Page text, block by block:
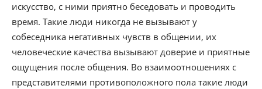
искусство, с ними приятно беседовать и проводить
время. Такие люди никогда не вызывают у
собеседника негативных чувств в общении, их
человеческие качества вызывают доверие и приятные
ощущения после общения. Во взаимоотношениях с
представителями противоположного пола такие люди